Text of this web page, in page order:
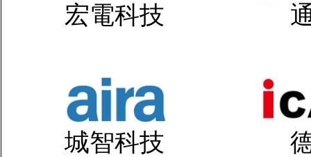
宏電科技
城智科技